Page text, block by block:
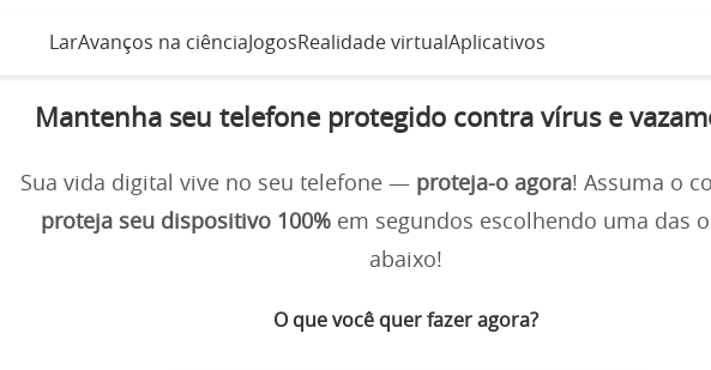
LarAvanços na ciência Jogos Realidade virtual Aplicativos
Mantenha seu telefone protegido contra vírus e
Sua vida digital vive no seu telefone — proteja-o agora! Assuma o
proteja seu dispositivo 100% em segundos escolhendo uma das
abaixo!
O que você quer fazer agora?